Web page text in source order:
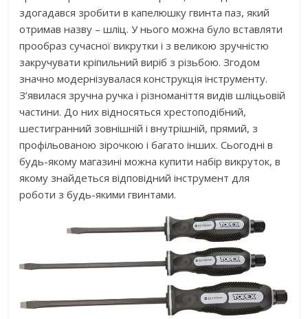
здогадався зробити в капелюшку гвинта паз, який
отримав назву – шліц. У нього можна було вставляти
прообраз сучасної викрутки і з великою зручністю
закручувати кріпильний виріб з різьбою. Згодом
значно модернізувалася конструкція інструменту.
З’явилася зручна ручка і різноманіття видів шліцьовій
частини. До них відносяться хрестоподібний,
шестигранний зовнішній і внутрішній, прямий, з
профільованою зірочкою і багато інших. Сьогодні в
будь-якому магазині можна купити набір викруток, в
якому знайдеться відповідний інструмент для
роботи з будь-якими гвинтами.